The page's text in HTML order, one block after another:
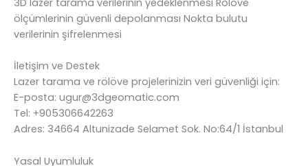
3D lazer tarama verilerinin yedeklenmesi Rölöve
ölçümlerinin güvenli depolanması Nokta bulutu
verilerinin şifrelenmesi
İletişim ve Destek
Lazer tarama ve rölöve projelerinizin veri güvenliği için:
E-posta: ugur@3dgeomatic.com
Tel: +905306642263
Adres: 34664 Altunizade Selamet Sok. No:64/1 İstanbul
Yasal Uyumluluk